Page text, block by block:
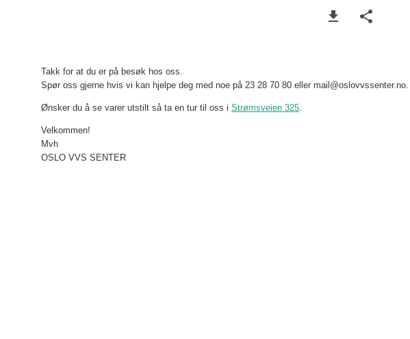
Takk for at du er på besøk hos oss.
Spør oss gjerne hvis vi kan hjelpe deg med noe på 23 28 70 80 eller mail@oslovvssenter.no.
Ønsker du å se varer utstilt så ta en tur til oss i Strømsveien 325
Velkommen!
Mvh
OSLO VVS SENTER